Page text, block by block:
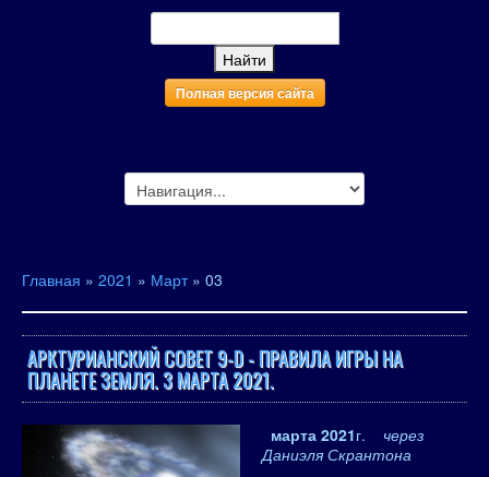
Полная версия сайта
Главная » 2021 » Март » 03
АРКТУРИАНСКИЙ СОВЕТ 9-D - ПРАВИЛА ИГРЫ НА
ПЛАНЕТЕ ЗЕМЛЯ. 3 МАРТА 2021.
марта 2021г.
через
Даниэля Скрантона